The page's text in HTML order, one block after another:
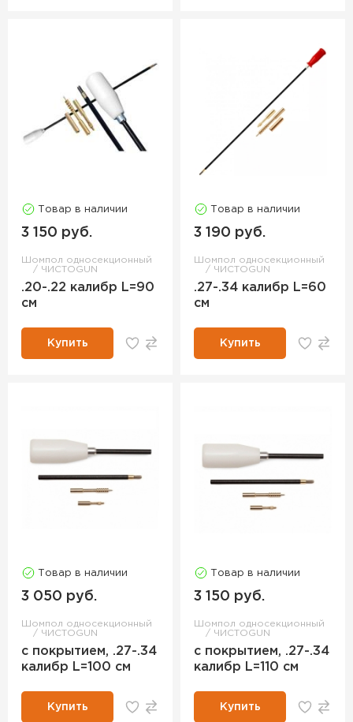
Товар в наличии
3 150 руб.
Шомпол односекционный
ЧИСТОGUN
.20-.22 калибр L=90
см
Купить
Товар в наличии
3 190 руб.
Шомпол односекционный
ЧИСТОGUN
.27-.34 калибр L=60
см
Купить
Товар в наличии
3 050 руб.
Шомпол односекционный
ЧИСТОGUN
с покрытием, .27-.34
калибр L=100 см
Купить
Товар в наличии
3 150 руб.
Шомпол односекционный
ЧИСТОGUN
с покрытием, .27-.34
калибр L=110 см
Купить